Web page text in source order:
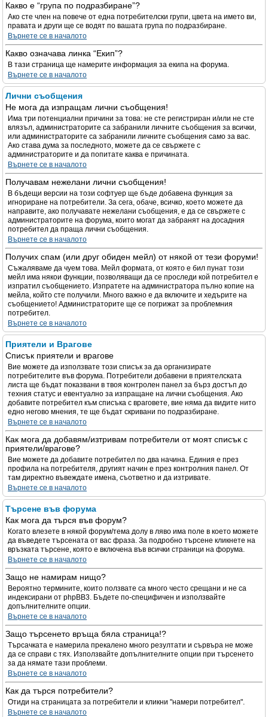
Какво е “група по подразбиране”?
Ако сте член на повече от една потребителски групи, цвета на името ви,
правата и други ще се водят по вашата група по подразбиране.
Върнете се в началото
Какво означава линка “Екип”?
В тази страница ще намерите информация за екипа на форума.
Върнете се в началото
Лични съобщения
Не мога да изпращам лични съобщения!
Има три потенциални причини за това: не сте регистриран и/или не сте
влязъл, администраторите са забранили личните съобщения за всички,
или администраторите са забранили личните съобщения само за вас.
Ако става дума за последното, можете да се свържете с
администраторите и да попитате каква е причината.
Върнете се в началото
Получавам нежелани лични съобщения!
В бъдещи версии на този софтуер ще бъде добавена функция за
игнориране на потребители. За сега, обаче, всичко, което можете да
направите, ако получавате нежелани съобщения, е да се свържете с
администраторите на форума, които могат да забранят на досадния
потребител да праща лични съобщения.
Върнете се в началото
Получих спам (или друг обиден мейл) от някой от тези форуми!
Съжаляваме да чуем това. Мейл формата, от която е бил пунат този
мейл има някои функции, позволяващи да се проследи кой потребител е
изпратил съобщението. Изпратете на администратора пълно копие на
мейла, който сте получили. Много важно е да включите и хедърите на
съобщението! Администраторите ще се погрижат за проблемния
потребител.
Върнете се в началото
Приятели и Врагове
Списък приятели и врагове
Вие можете да използвате този списък за да организирате
потребителите във форума. Потребители добавени в приятелската
листа ще бъдат показвани в твоя контролен панел за бърз достъп до
техния статус и евентуално за изпращане на лични съобщения. Ако
добавите потребител към списъка с враговете, вие няма да видите нито
едно негово мнения, те ще бъдат скривани по подразбиране.
Върнете се в началото
Как мога да добавям/изтривам потребители от моят списък с
приятели/врагове?
Вие можете да добавите потребител по два начина. Единия е през
профила на потребителя, другият начин е през контролния панел. От
там директно въвеждате имена, съответно и да изтривате.
Върнете се в началото
Търсене във форума
Как мога да търся във форум?
Когато влезете в някой форум/тема долу в ляво има поле в което можете
да въведете търсената от вас фраза. За подробно търсене кликнете на
връзката търсене, която е включена във всички страници на форума.
Върнете се в началото
Защо не намирам нищо?
Вероятно термините, които ползвате са много често срещани и не са
индексирани от phpBB3. Бъдете по-специфичен и използвайте
допълнителните опции.
Върнете се в началото
Защо търсенето връща бяла страница!?
Търсачката е намерила прекалено много резултати и сървъра не може
да се справи с тях. Използвайте допълнителните опции при търсенето
за да нямате тази проблеми.
Върнете се в началото
Как да търся потребители?
Отиди на страницата за потребители и кликни "намери потребител".
Върнете се в началото